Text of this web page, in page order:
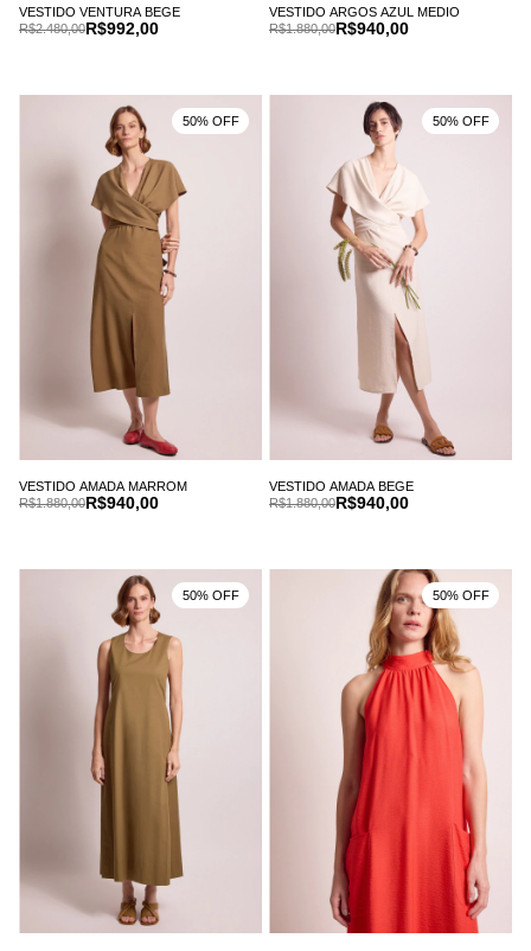
VESTIDO VENTURA BEGE
R$992,00
R$2.480,00
VESTIDO ARGOS AZUL MEDIO
R$940,00
R$1.880,00
VESTIDO AMADA MARROM
R$940,00
R$1.880,00
50% OFF
VESTIDO AMADA BEGE
R$940,00
R$1.880,00
50% OFF
50% OFF 50% OFF